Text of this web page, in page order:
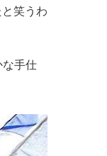
笑うわ
な手仕